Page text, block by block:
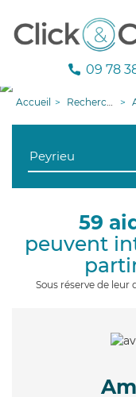
09 78
Accueil Recherche aide à domicile
59
peuvent
Sous réserve de